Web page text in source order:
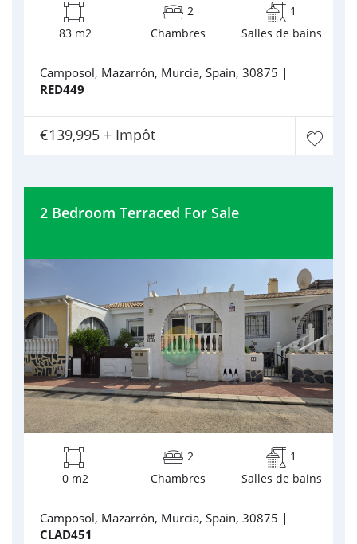
83 m2
2
Chambres
1
Salles de bains
Camposol, Mazarrón, Murcia, Spain, 30875 |
RED449
€139,995 + Impôt
2 Bedroom Terraced For Sale
0 m2
2
Chambres
1
Salles de bains
Camposol, Mazarrón, Murcia, Spain, 30875 |
CLAD451